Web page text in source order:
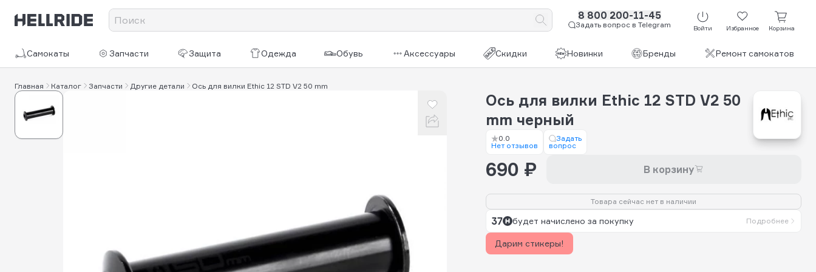
8 800 200-11-45
Задать вопрос в Telegram Войти Избранное Корзина
Самокаты Запчасти Защита Одежда Обувь Аксессуары Скидки Новинки Бренды Ремонт самокатов
Главная Каталог Запчасти Другие детали Ось для вилки Ethic 12 STD V2 50 mm
Ось для вилки Ethic 12 STD V2 50
mm черный
0.0
Нет отзывов
Задать
вопрос
690 ₽ В корзину
Товара сейчас нет в наличии
37 будет начислено за покупку Подробнее
Дарим стикеры!